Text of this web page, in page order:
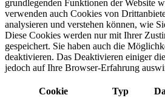
grundlegenden Funktionen der Website
verwenden auch Cookies von
analysieren und verstehen können, wie
Diese Cookies werden nur mit Ihrer
gespeichert. Sie haben auch die
deaktivieren. Das Deaktivieren einiger
jedoch auf Ihre Browser-Erfahrung
Cookie Typ